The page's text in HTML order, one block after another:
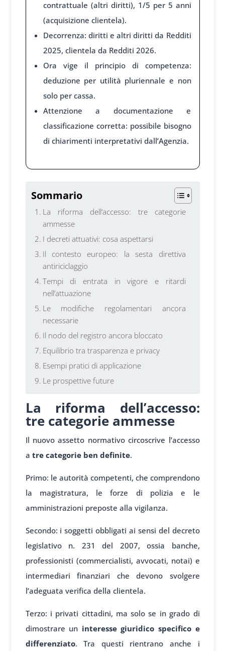
contrattuale (altri diritti), 1/5 per 5 anni
(acquisizione clientela).
Decorrenza: diritti e altri diritti da Redditi
2025, clientela da Redditi 2026.
Ora vige il principio di competenza:
deduzione per utilità pluriennale e non
solo per cassa.
Attenzione a documentazione e
classificazione corretta: possibile bisogno
di chiarimenti interpretativi dall’Agenzia.
Sommario
La riforma dell’accesso: tre categorie
ammesse
I decreti attuativi: cosa aspettarsi
Il contesto europeo: la sesta direttiva
antiriciclaggio
Tempi di entrata in vigore e ritardi
nell’attuazione
Le modifiche regolamentari ancora
necessarie
Il nodo del registro ancora bloccato
Equilibrio tra trasparenza e privacy
Esempi pratici di applicazione
Le prospettive future
La riforma dell’accesso:
tre categorie ammesse
Il nuovo assetto normativo circoscrive l’accesso
a tre categorie ben definite.
Primo: le autorità competenti, che comprendono
la magistratura, le forze di polizia e le
amministrazioni preposte alla vigilanza.
Secondo: i soggetti obbligati ai sensi del decreto
legislativo n. 231 del 2007, ossia banche,
professionisti (commercialisti, avvocati, notai) e
intermediari finanziari che devono svolgere
l’adeguata verifica della clientela.
Terzo: i privati cittadini, ma solo se in grado di
dimostrare un interesse giuridico specifico e
differenziato. Tra questi rientrano anche i